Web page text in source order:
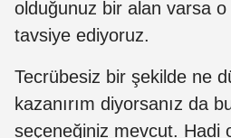
olduğunuz bir alan varsa
tavsiye ediyoruz.
Tecrübesiz bir şekilde ne
kazanırım diyorsanız da
seçeneğiniz mevcut. Hadi